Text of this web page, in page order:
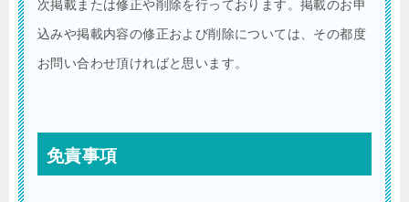
次掲載または修正や削除を行っております。掲載のお申
込みや掲載内容の修正および削除については、その都度
お問い合わせ頂ければと思います。
免責事項